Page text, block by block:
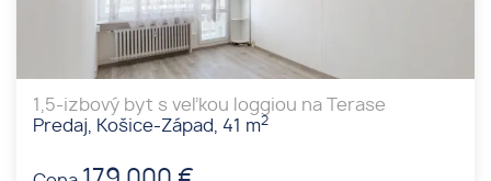
1,5-izbový byt s veľkou loggiou na Terase
Predaj, Košice-Západ, 41 m2